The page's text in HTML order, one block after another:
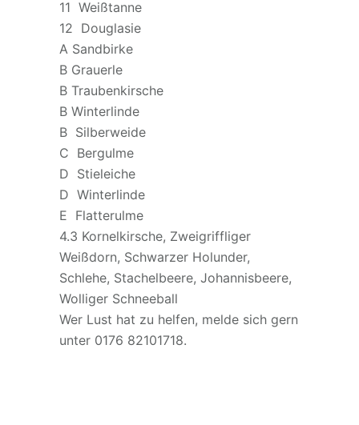
11 Weißtanne
12 Douglasie
A Sandbirke
B Grauerle
B Traubenkirsche
B Winterlinde
B Silberweide
C Bergulme
D Stieleiche
D Winterlinde
E Flatterulme
4.3 Kornelkirsche, Zweigriffliger
Weißdorn, Schwarzer Holunder,
Schlehe, Stachelbeere, Johannisbeere,
Wolliger Schneeball
Wer Lust hat zu helfen, melde sich gern
unter 0176 82101718.